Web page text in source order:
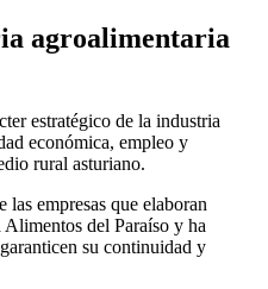
agroalimentaria
estratégico de la industria
económica, empleo y
rural asturiano.
las empresas que elaboran
del Paraíso y ha
su continuidad y